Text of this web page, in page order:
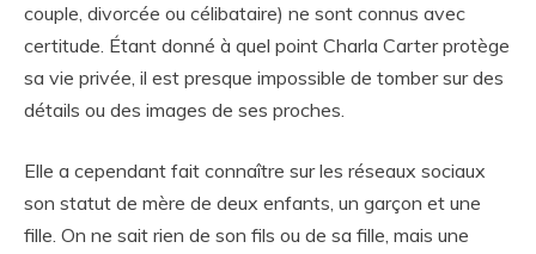
couple, divorcée ou célibataire) ne sont connus avec
certitude. Étant donné à quel point Charla Carter protège
sa vie privée, il est presque impossible de tomber sur des
détails ou des images de ses proches.
Elle a cependant fait connaître sur les réseaux sociaux
son statut de mère de deux enfants, un garçon et une
fille. On ne sait rien de son fils ou de sa fille, mais une